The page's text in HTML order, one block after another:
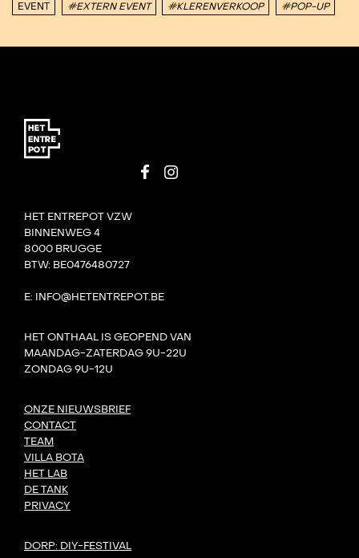
EVENT #EXTERN EVENT #KLERENVERKOOP #POP-UP
HET ENTREPOT VZW
BINNENWEG 4
8000 BRUGGE
BTW: BE0476480727
E: INFO@HETENTREPOT.BE
HET ONTHAAL IS GEOPEND VAN
MAANDAG-ZATERDAG 9U-22U
ZONDAG 9U-12U
ONZE NIEUWSBRIEF
CONTACT
TEAM
VILLA BOTA
HET LAB
DE TANK
PRIVACY
DORP: DIY-FESTIVAL